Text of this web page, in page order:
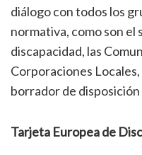
diálogo con todos los
normativa, como son el
discapacidad, las
Corporaciones
borrador de disposición
Tarjeta Europea de